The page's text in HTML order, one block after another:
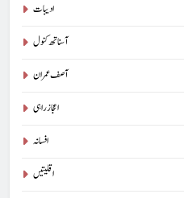
ادیبات
آسناتھ کنول
آصف عمران
اعجاز راہی
افسانہ
اقلیتیں